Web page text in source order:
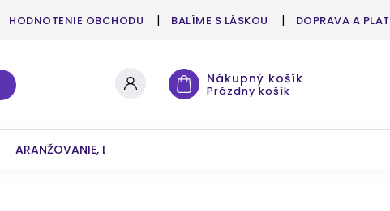
HODNOTENIE OBCHODU BALÍME S LÁSKOU DOPRAVA A
Nákupný košík
Prázdny košík
ARANŽOVANIE, DEKOROVANIE